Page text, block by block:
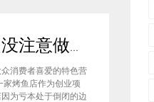
诸葛烤鱼加盟店亏了？肯定是没注意做好这几件事
消费者喜爱的特色营
烤鱼店作为创业项
为亏本处于倒闭的边